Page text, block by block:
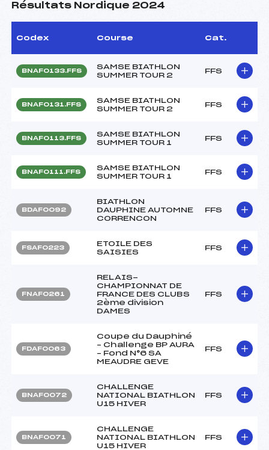
Résultats Nordique 2024
Codex Course Cat.
BNAF0133.FFS
SAMSE BIATHLON
SUMMER TOUR 2
FFS
BNAF0131.FFS
SAMSE BIATHLON
SUMMER TOUR 2
FFS
BNAF0113.FFS
SAMSE BIATHLON
SUMMER TOUR 1
FFS
BNAF0111.FFS
SAMSE BIATHLON
SUMMER TOUR 1
FFS
BDAF0092
BIATHLON
DAUPHINE AUTOMNE
CORRENCON
FFS
FSAF0223
ETOILE DES
SAISIES
FFS
FNAF0261
RELAIS-
CHAMPIONNAT DE
FRANCE DES CLUBS
2ème division
DAMES
FFS
FDAF0063
Coupe du Dauphiné
– Challenge BP AURA
– Fond N°6 SA
MEAUDRE GEVE
FFS
BNAF0072
CHALLENGE
NATIONAL BIATHLON
U15 HIVER
FFS
BNAF0071
CHALLENGE
NATIONAL BIATHLON
U15 HIVER
FFS